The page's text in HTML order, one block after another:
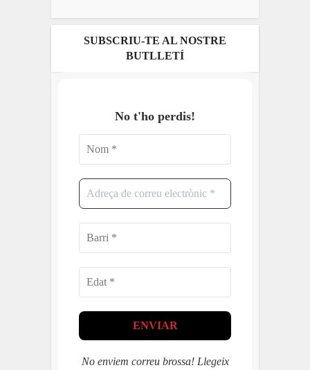
SUBSCRIU-TE AL NOSTRE
BUTLLETÍ
No t'ho perdis!
No enviem correu brossa! Llegeix